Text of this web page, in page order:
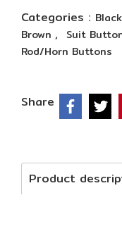
Categories : Black
Brown , Suit
Rod/Horn Buttons
Share
Product